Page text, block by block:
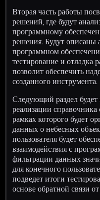
Вторая часть работы
решений, где будут
программному
решения. Будут описаны
программном
тестирование и отладка
позволит обеспечить
созданного инструмента.
Следующий раздел
реализации
рамках которого будет
данных о небесных
пользователя будет
взаимодействия с
фильтрации данных
для конечного
подведет итоги
основе обратной связи